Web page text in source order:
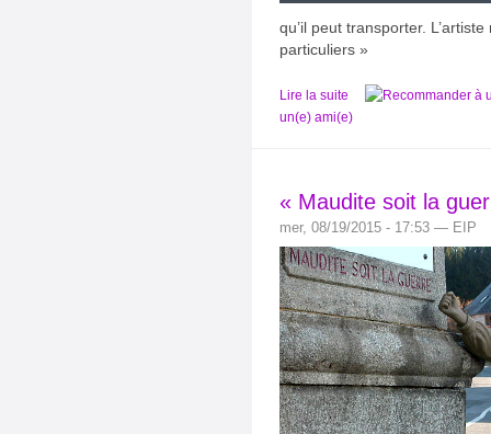
qu’il peut transporter.
particuliers »
Lire la suite
un(e) ami(e)
« Maudite soit la
mer, 08/19/2015 - 17:53 — EIP